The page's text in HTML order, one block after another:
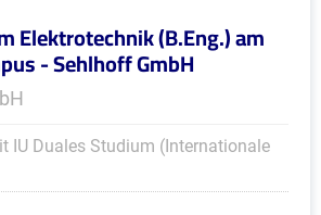
Elektrotechnik (B.Eng.) am
- Sehlhoff GmbH
IU Duales Studium (Internationale